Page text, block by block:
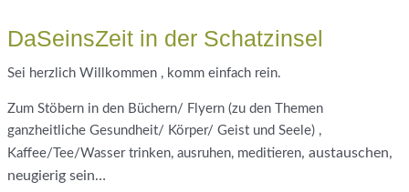
DaSeinsZeit in der Schatzinsel
Sei herzlich Willkommen , komm einfach rein.
Zum Stöbern in den Büchern/ Flyern (zu den Themen
ganzheitliche Gesundheit/ Körper/ Geist und Seele) ,
Kaffee/Tee/Wasser trinken, ausruhen, meditieren, austauschen,
neugierig sein…